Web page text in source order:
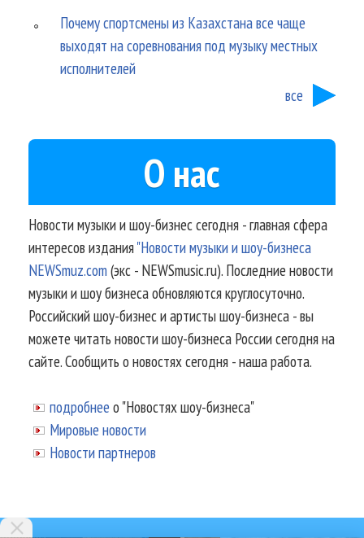
Почему спортсмены из Казахстана все чаще
выходят на соревнования под музыку местных
исполнителей
все
О нас
Новости музыки и шоу-бизнес сегодня - главная сфера
интересов издания"Новости музыки и шоу-бизнеса
NEWSmuz.com(экс - NEWSmusic.ru). Последние новости
музыки и шоу бизнеса обновляются круглосуточно.
Российский шоу-бизнес и артисты шоу-бизнеса - вы
можете читать новости шоу-бизнеса России сегодня на
сайте. Сообщить о новостях сегодня - наша работа.
подробнее о "Новостях шоу-бизнеса"
Мировые новости
Новости партнеров